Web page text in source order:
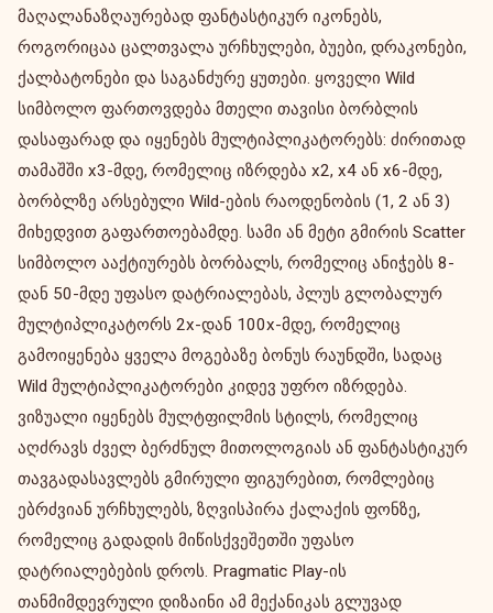
მაღალანაზღაურებად ფანტასტიკურ იკონებს,
როგორიცაა ცალთვალა ურჩხულები, ბუები, დრაკონები,
ქალბატონები და საგანძურე ყუთები. ყოველი Wild
სიმბოლო ფართოვდება მთელი თავისი ბორბლის
დასაფარად და იყენებს მულტიპლიკატორებს: ძირითად
თამაშში x3-მდე, რომელიც იზრდება x2, x4 ან x6-მდე,
ბორბლზე არსებული Wild-ების რაოდენობის (1, 2 ან 3)
მიხედვით გაფართოებამდე. სამი ან მეტი გმირის Scatter
სიმბოლო ააქტიურებს ბორბალს, რომელიც ანიჭებს 8-
დან 50-მდე უფასო დატრიალებას, პლუს გლობალურ
მულტიპლიკატორს 2x-დან 100x-მდე, რომელიც
გამოიყენება ყველა მოგებაზე ბონუს რაუნდში, სადაც
Wild მულტიპლიკატორები კიდევ უფრო იზრდება.
ვიზუალი იყენებს მულტფილმის სტილს, რომელიც
აღძრავს ძველ ბერძნულ მითოლოგიას ან ფანტასტიკურ
თავგადასავლებს გმირული ფიგურებით, რომლებიც
ებრძვიან ურჩხულებს, ზღვისპირა ქალაქის ფონზე,
რომელიც გადადის მიწისქვეშეთში უფასო
დატრიალებების დროს. Pragmatic Play-ის
თანმიმდევრული დიზაინი ამ მექანიკას გლუვად